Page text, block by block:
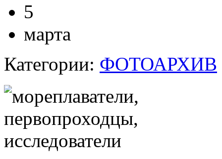
5
марта
Категории: ФОТОАРХИВ